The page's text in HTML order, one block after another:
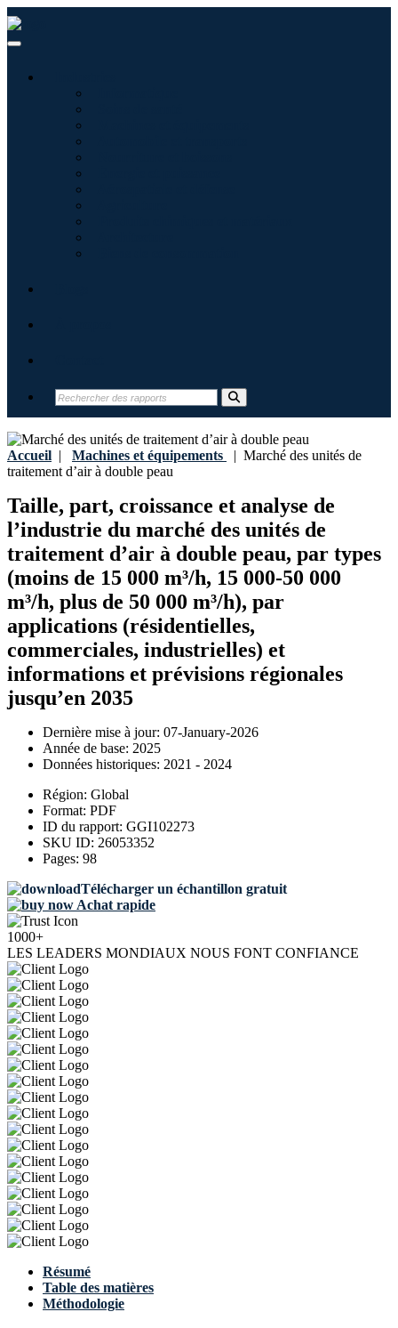
Accueil | Machines et équipements | Marché des unités de
traitement d’air à double peau
Taille, part, croissance et analyse de
l’industrie du marché des unités de
traitement d’air à double peau, par types
(moins de 15 000 m³/h, 15 000-50 000
m³/h, plus de 50 000 m³/h), par
applications (résidentielles,
commerciales, industrielles) et
informations et prévisions régionales
jusqu’en 2035
Dernière mise à jour: 07-January-2026
Année de base: 2025
Données historiques: 2021 - 2024
Région: Global
Format: PDF
ID du rapport: GGI102273
SKU ID: 26053352
Pages: 98
Télécharger un échantillon gratuit
Achat rapide
1000+
LES LEADERS MONDIAUX NOUS FONT CONFIANCE
Résumé
Table des matières
Méthodologie